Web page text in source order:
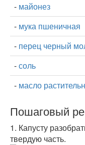
- майонез
- мука пшеничная
- перец черный
-соль
- масло
Пошаговый
1. Капусту
твердую часть.